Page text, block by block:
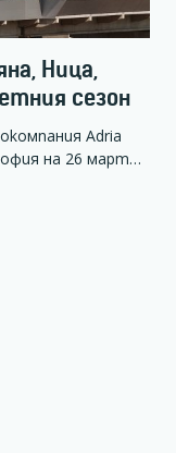
Ница,
сезон
Adria
на 26 март…